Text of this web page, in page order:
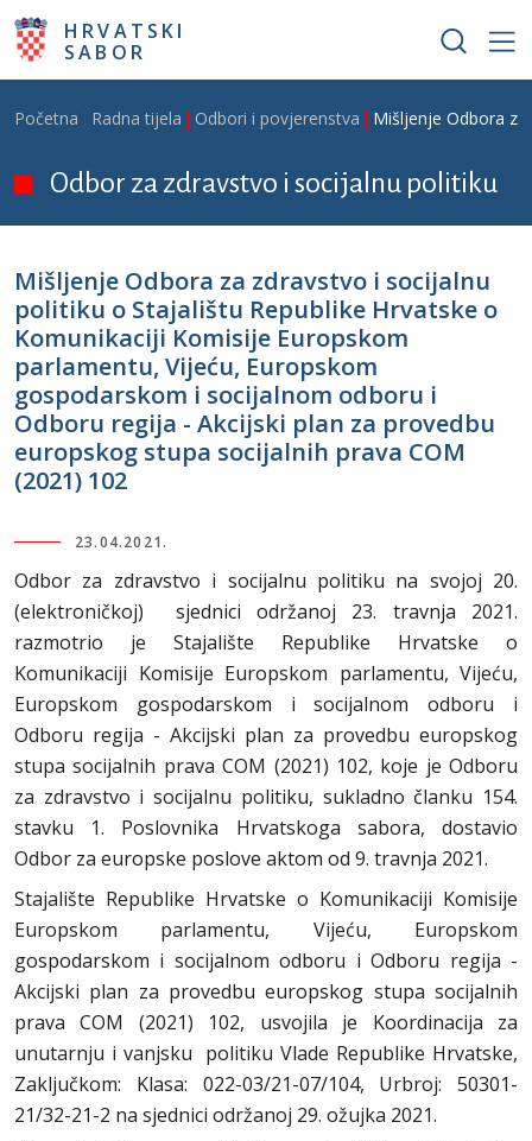
Skoči na glavni sadržaj
HRVATSKI
SABOR
Breadcrumb
Početna Radna tijela Odbori i povjerenstva Mišljenje Odbora
Odbor za zdravstvo i socijalnu politiku
Mišljenje Odbora za zdravstvo i socijalnu
politiku o Stajalištu Republike Hrvatske o
Komunikaciji Komisije Europskom
parlamentu, Vijeću, Europskom
gospodarskom i socijalnom odboru i
Odboru regija - Akcijski plan za provedbu
europskog stupa socijalnih prava COM
(2021) 102
23.04.2021.
Odbor za zdravstvo i socijalnu politiku na svojoj 20.
(elektroničkoj) sjednici održanoj 23. travnja 2021.
razmotrio je Stajalište Republike Hrvatske o
Komunikaciji Komisije Europskom parlamentu, Vijeću,
Europskom gospodarskom i socijalnom odboru i
Odboru regija - Akcijski plan za provedbu europskog
stupa socijalnih prava COM (2021) 102, koje je Odboru
za zdravstvo i socijalnu politiku, sukladno članku 154.
stavku 1. Poslovnika Hrvatskoga sabora, dostavio
Odbor za europske poslove aktom od 9. travnja 2021.
Stajalište Republike Hrvatske o Komunikaciji Komisije
Europskom parlamentu, Vijeću, Europskom
gospodarskom i socijalnom odboru i Odboru regija -
Akcijski plan za provedbu europskog stupa socijalnih
prava COM (2021) 102, usvojila je Koordinacija za
unutarnju i vanjsku politiku Vlade Republike Hrvatske,
Zaključkom: Klasa: 022-03/21-07/104, Urbroj: 50301-
21/32-21-2 na sjednici održanoj 29. ožujka 2021.